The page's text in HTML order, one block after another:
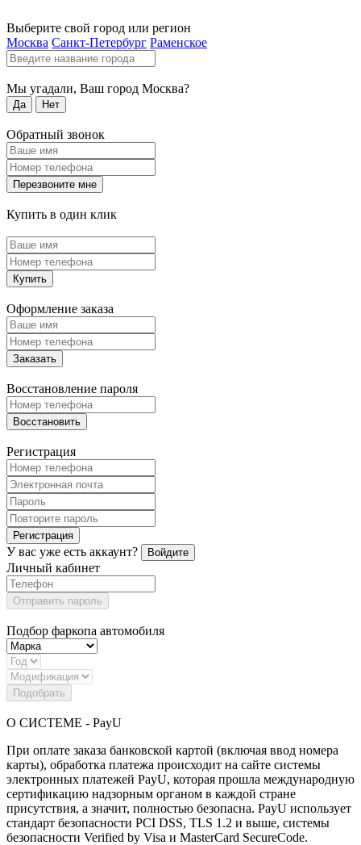
Выберите свой город или регион
Москва Санкт-Петербург Раменское
Мы угадали, Ваш город Москва?
Да Нет
Обратный звонок
Перезвоните мне
Купить в один клик
Купить
Оформление заказа
Заказать
Восстановление пароля
Восстановить
Регистрация
Регистрация
У вас уже есть аккаунт? Войдите
Личный кабинет
Отправить пароль
Подбор фаркопа автомобиля
Подобрать
О СИСТЕМЕ - PayU
При оплате заказа банковской картой (включая ввод номера
карты), обработка платежа происходит на сайте системы
электронных платежей PayU, которая прошла международную
сертификацию надзорным органом в каждой стране
присутствия, а значит, полностью безопасна. PayU использует
стандарт безопасности PCI DSS, TLS 1.2 и выше, системы
безопасности Verified by Visa и MasterCard SecureCode.